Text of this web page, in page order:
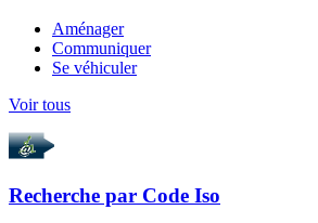
Aménager
Communiquer
Se véhiculer
Voir tous
Recherche par Code Iso